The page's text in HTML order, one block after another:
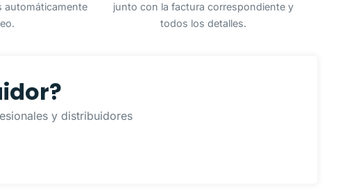
automáticamente
junto con la factura correspondiente y
todos los detalles.
y distribuidores